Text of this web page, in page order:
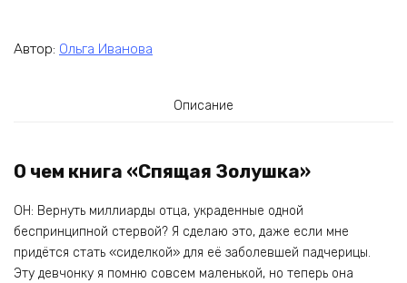
Автор: Ольга Иванова
Описание
О чем книга «Спящая Золушка»
ОН: Вернуть миллиарды отца, украденные одной
беспринципной стервой? Я сделаю это, даже если мне
придётся стать «сиделкой» для её заболевшей падчерицы.
Эту девчонку я помню совсем маленькой, но теперь она